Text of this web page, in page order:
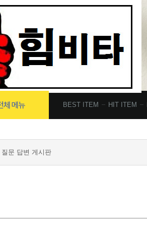
BEST ITEM HIT ITEM
질문 답변 게시판